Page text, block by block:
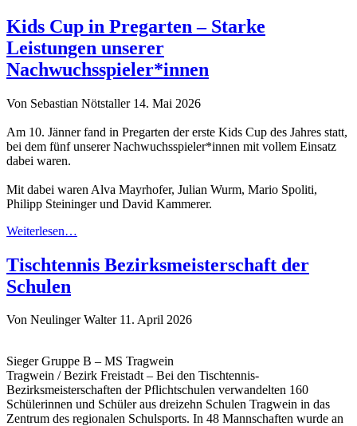
Kids Cup in Pregarten – Starke
Leistungen unserer
Nachwuchsspieler*innen
Von Sebastian Nötstaller 14. Mai 2026
Am 10. Jänner fand in Pregarten der erste Kids Cup des Jahres statt,
bei dem fünf unserer Nachwuchsspieler*innen mit vollem Einsatz
dabei waren.
Mit dabei waren Alva Mayrhofer, Julian Wurm, Mario Spoliti,
Philipp Steininger und David Kammerer.
Weiterlesen…
Tischtennis Bezirksmeisterschaft der
Schulen
Von Neulinger Walter 11. April 2026
Sieger Gruppe B – MS Tragwein
Tragwein / Bezirk Freistadt – Bei den Tischtennis-
Bezirksmeisterschaften der Pflichtschulen verwandelten 160
Schülerinnen und Schüler aus dreizehn Schulen Tragwein in das
Zentrum des regionalen Schulsports. In 48 Mannschaften wurde an